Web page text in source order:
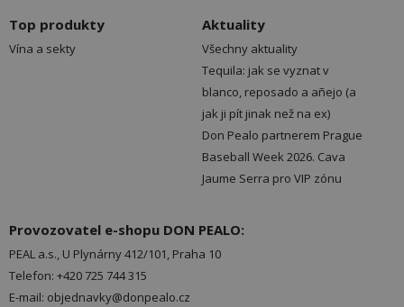
Top produkty
Vína a sekty
Aktuality
Všechny aktuality
Tequila: jak se vyznat v
blanco, reposado a añejo (a
jak ji pít jinak než na ex)
Don Pealo partnerem Prague
Baseball Week 2026. Cava
Jaume Serra pro VIP zónu
Provozovatel e-shopu DON PEALO:
PEAL a.s., U Plynárny 412/101, Praha 10
Telefon: +420 725 744 315
E-mail: objednavky@donpealo.cz